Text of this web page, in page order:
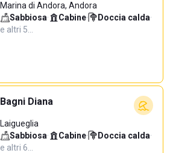
Marina di Andora, Andora
Sabbiosa· Cabine· Doccia calda·
e altri 5…
Bagni Diana
Laigueglia
Sabbiosa· Cabine· Doccia calda·
e altri 6…